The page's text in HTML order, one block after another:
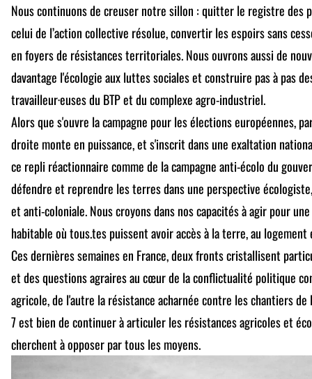
Nous continuons de creuser notre sillon : quitter le registre des
celui de l’action collective résolue, convertir les espoirs sans
en foyers de résistances territoriales. Nous ouvrons aussi de
davantage l'écologie aux luttes sociales et construire pas à pas
travailleur·euses du BTP et du complexe agro-industriel.
Alors que s'ouvre la campagne pour les élections européennes,
droite monte en puissance, et s'inscrit dans une exaltation
ce repli réactionnaire comme de la campagne anti-écolo du
défendre et reprendre les terres dans une perspective
et anti-coloniale. Nous croyons dans nos capacités à agir pour
habitable où tous.tes puissent avoir accès à la terre, au
Ces dernières semaines en France, deux fronts cristallisent
et des questions agraires au cœur de la conflictualité politique
agricole, de l'autre la résistance acharnée contre les chantiers de
7 est bien de continuer à articuler les résistances agricoles et
cherchent à opposer par tous les moyens.